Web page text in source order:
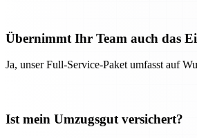
Übernimmt Ihr Team auch das
Ja, unser Full-Service-Paket umfasst auf
Ist mein Umzugsgut versichert?